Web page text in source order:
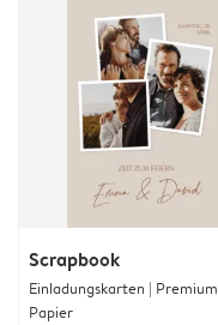
Scrapbook
Einladungskarten | Premium
Papier